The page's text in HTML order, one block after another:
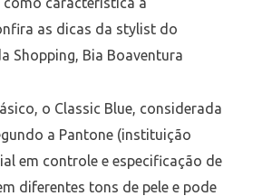
as dicas da stylist do
Shopping, Bia Boaventura
o Classic Blue, considerada
a Pantone (instituição
em controle e especificação de
diferentes tons de pele e pode